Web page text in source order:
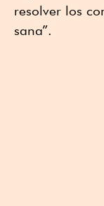
resolver los
sana”.